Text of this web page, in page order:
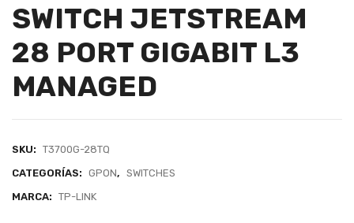
SWITCH JETSTREAM
28 PORT GIGABIT L3
MANAGED
SKU: T3700G-28TQ
CATEGORÍAS: GPON, SWITCHES
MARCA: TP-LINK